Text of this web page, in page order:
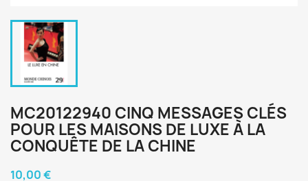
MC20122940 CINQ MESSAGES CLÉS
POUR LES MAISONS DE LUXE À LA
CONQUÊTE DE LA CHINE
10,00 €